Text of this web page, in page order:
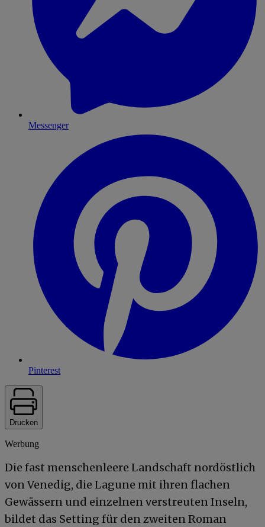
Messenger
Pinterest
Drucken
Werbung
Die fast menschenleere Landschaft nordöstlich
von Venedig, die Lagune mit ihren flachen
Gewässern und einzelnen verstreuten Inseln,
bildet das Setting für den zweiten Roman